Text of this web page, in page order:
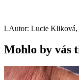
LAutor: Lucie Kliková,
Mohlo by vás